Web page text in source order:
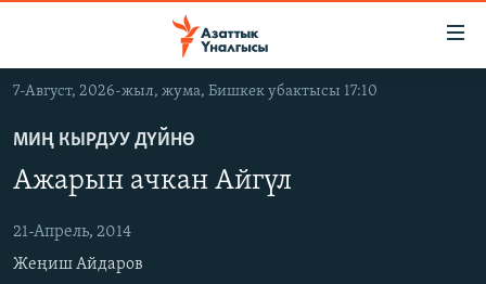
Навигацияга
өтүңүз
салыңыз
КЫРГЫЗСТАН
КЫРГЫЗСТАН
САЯСАТ
ЭКОНОМИКА
ДҮЙНӨ
ДҮЙНӨ
БОРБОР АЗИЯ
УКРАИНА
АТАЙЫН ИЛИКТӨӨ
7-Август, 2026-жыл, жума, Бишкек убактысы 17:10
МИҢ КЫРДУУ ДҮЙНӨ
Ажарын ачкан Айгүл
21-Апрель, 2014
Жеңиш Айдаров